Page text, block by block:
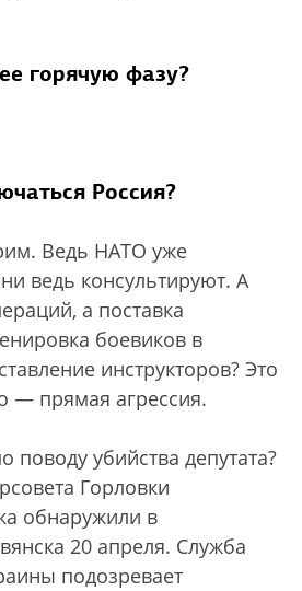
горячую фазу?
Россия?
Ведь НАТО уже
ведь консультируют. А
а поставка
боевиков в
инструкторов? Это
— прямая агрессия.
поводу убийства депутата?
Горловки
обнаружили в
20 апреля. Служба
подозревает